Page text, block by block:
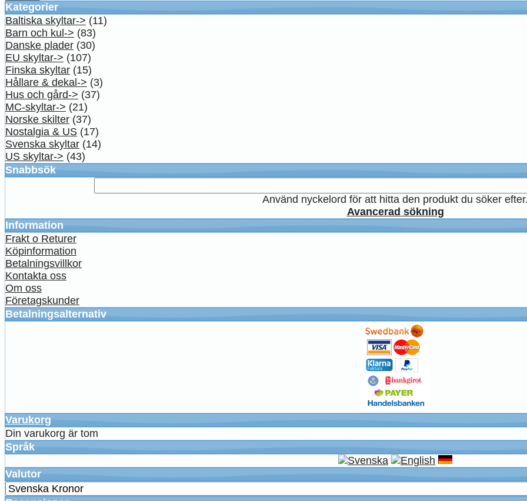
Kategorier
Baltiska skyltar-> (11)
Barn och kul-> (83)
Danske plader (30)
EU skyltar-> (107)
Finska skyltar (15)
Hållare & dekal-> (3)
Hus och gård-> (37)
MC-skyltar-> (21)
Norske skilter (37)
Nostalgia & US (17)
Svenska skyltar (14)
US skyltar-> (43)
Snabbsök
Använd nyckelord för att hitta den produkt du söker
Avancerad sökning
Information
Frakt o Returer
Köpinformation
Betalningsvillkor
Kontakta oss
Om oss
Företagskunder
Betalningsalternativ
Varukorg
Din varukorg är tom
Språk
Valutor